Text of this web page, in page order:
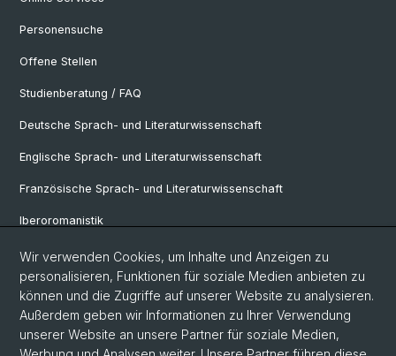
Personensuche
Offene Stellen
Studienberatung / FAQ
Deutsche Sprach- und Literaturwissenschaft
Englische Sprach- und Literaturwissenschaft
Französische Sprach- und Literaturwissenschaft
Iberoromanistik
Italianistik
Nordistik
Osteuropa-Studien
Slavic Studies
Wir verwenden Cookies, um Inhalte und Anzeigen zu
personalisieren, Funktionen für soziale Medien anbieten zu
können und die Zugriffe auf unserer Website zu analysieren.
Außerdem geben wir Informationen zu Ihrer Verwendung
unserer Website an unsere Partner für soziale Medien,